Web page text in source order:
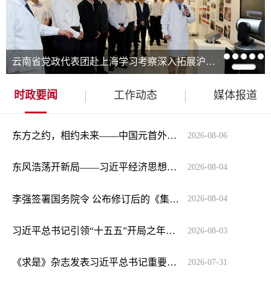
云南省党政代表团赴上海学习考察深入拓展沪滇协作新空间携手绘就共同富裕新画卷陈吉宁王宁龚正王予波黄莉新刘洪建参加有关活动
时政要闻 工作动态 媒体报道
东方之约，相约未来——中国元首外交的世界情怀与大国气派 2026-08-06
东风浩荡开新局——习近平经济思想指引中国经济高质量发展行稳致远 2026-08-04
李强签署国务院令 公布修订后的《集成电路布图设计保护条例》 2026-08-04
习近平总书记引领“十五五”开局之年中国经济破浪前行 2026-08-03
《求是》杂志发表习近平总书记重要文章《加快建设健康中国》 2026-07-31